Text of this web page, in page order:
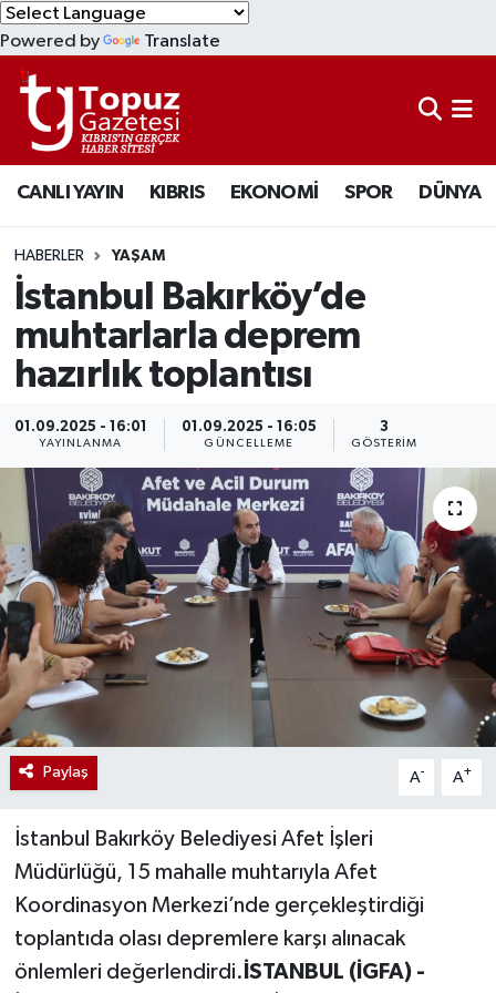
Powered by Translate
CANLI YAYIN KIBRIS EKONOMİ SPOR DÜNYA
HABERLER YAŞAM
İstanbul Bakırköy’de
muhtarlarla deprem
hazırlık toplantısı
01.09.2025 - 16:01
YAYINLANMA
01.09.2025 - 16:05
GÜNCELLEME
3
GÖSTERIM
Paylaş A- A+
İstanbul Bakırköy Belediyesi Afet İşleri
Müdürlüğü, 15 mahalle muhtarıyla Afet
Koordinasyon Merkezi’nde gerçekleştirdiği
toplantıda olası depremlere karşı alınacak
önlemleri değerlendirdi. İSTANBUL (İGFA) -
KIBRIS
DÜNYA
EKONOMİ
MAGAZİN
SAĞLIK
SPOR
TEKNOLOJİ
TÜRKİYE
Lefkoşa Nöbetçi Eczaneler
Lefkoşa Hava Durumu
Lefkoşa Trafik Yoğunluk Haritası
Süper Lig Puan Durumu ve Fikstür
Tüm Manşetler
Son Dakika Haberleri
Haber Arşivi